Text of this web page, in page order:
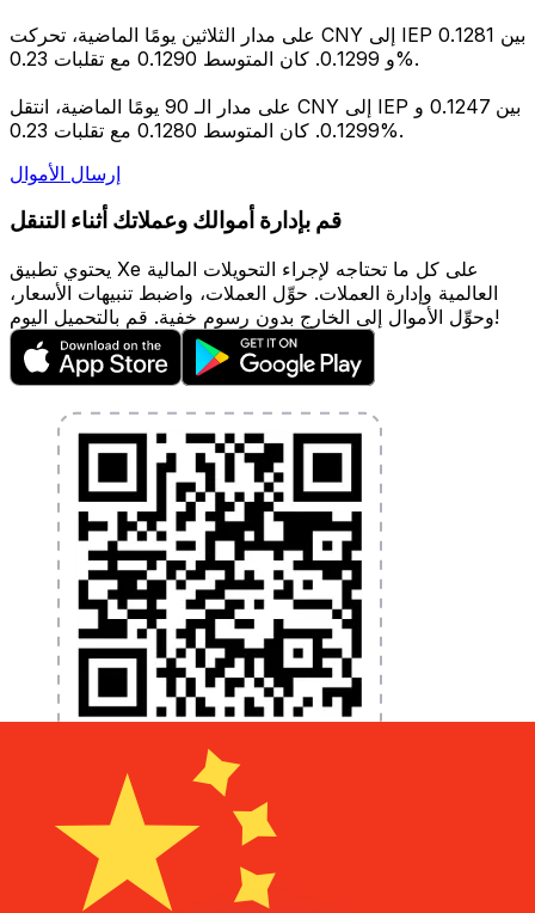
على مدار الثلاثين يومًا الماضية، تحركت CNY إلى IEP بين 0.1281
و 0.1299. كان المتوسط 0.1290 مع تقلبات 0.23%.
على مدار الـ 90 يومًا الماضية، انتقل CNY إلى IEP بين 0.1247 و
0.1299. كان المتوسط 0.1280 مع تقلبات 0.23%.
إرسال الأموال
قم بإدارة أموالك وعملاتك أثناء التنقل
يحتوي تطبيق Xe على كل ما تحتاجه لإجراء التحويلات المالية
العالمية وإدارة العملات. حوِّل العملات، واضبط تنبيهات الأسعار،
وحوِّل الأموال إلى الخارج بدون رسوم خفية. قم بالتحميل اليوم!